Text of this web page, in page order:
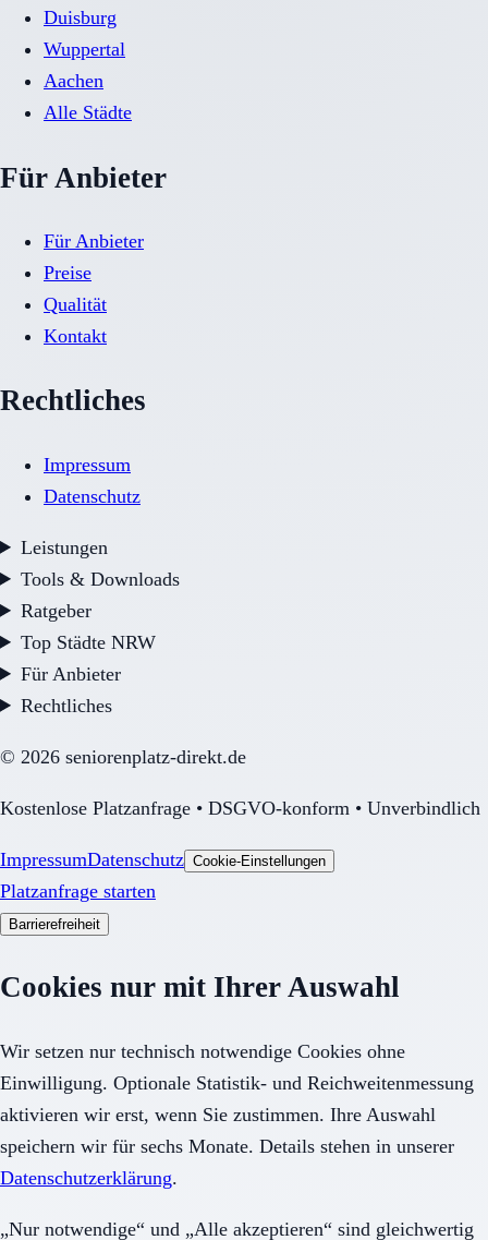
Duisburg
Wuppertal
Aachen
Alle Städte
Für Anbieter
Für Anbieter
Preise
Qualität
Kontakt
Rechtliches
Impressum
Datenschutz
Leistungen
Tools & Downloads
Ratgeber
Top Städte NRW
Für Anbieter
Rechtliches
© 2026 seniorenplatz-direkt.de
Kostenlose Platzanfrage • DSGVO-konform • Unverbindlich
ImpressumDatenschutz Cookie-Einstellungen
Platzanfrage starten
Barrierefreiheit
Cookies nur mit Ihrer Auswahl
Wir setzen nur technisch notwendige Cookies ohne
Einwilligung. Optionale Statistik- und Reichweitenmessung
aktivieren wir erst, wenn Sie zustimmen. Ihre Auswahl
speichern wir für sechs Monate. Details stehen in unserer
Datenschutzerklärung.
„Nur notwendige“ und „Alle akzeptieren“ sind gleichwertig